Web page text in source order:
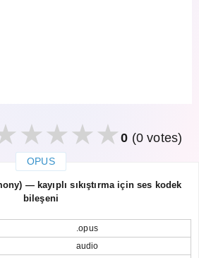
0 (0 votes)
OPUS
— kayıplı sıkıştırma için ses kodek
bileşeni
.opus
audio